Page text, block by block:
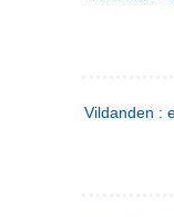
Vildanden :